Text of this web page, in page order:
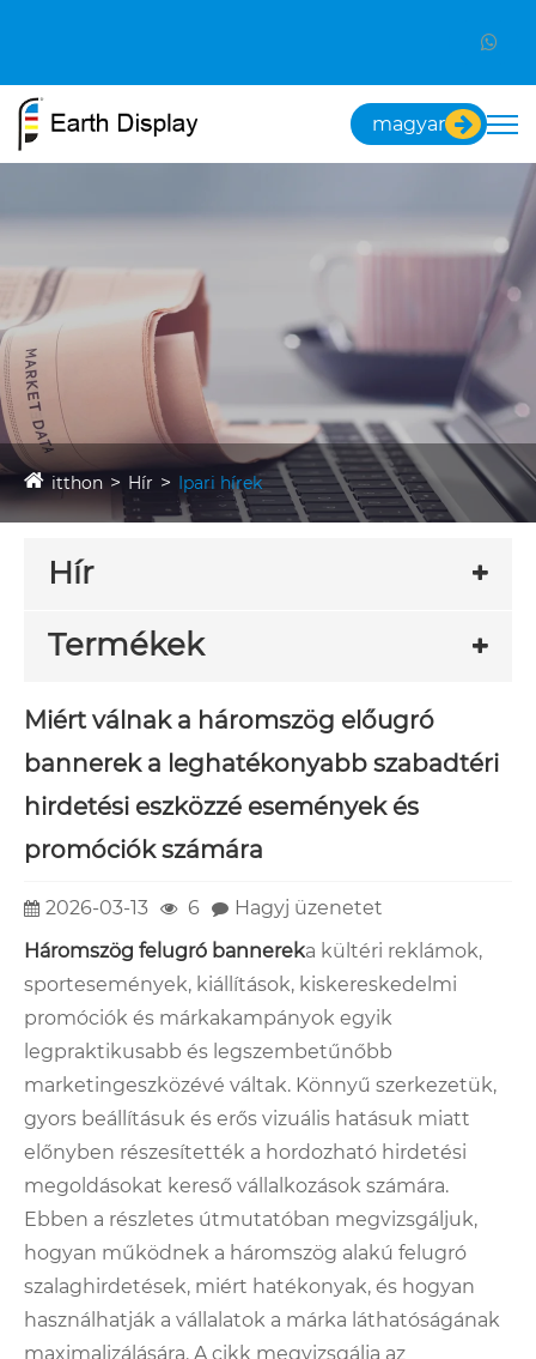
magyar
itthon Hír Ipari hírek
Hír
Termékek
Miért válnak a háromszög előugró
bannerek a leghatékonyabb szabadtéri
hirdetési eszközzé események és
promóciók számára
2026-03-13 6
Hagyj üzenetet
Háromszög felugró bannereka kültéri reklámok,
sportesemények, kiállítások, kiskereskedelmi
promóciók és márkakampányok egyik
legpraktikusabb és legszembetűnőbb
marketingeszközévé váltak. Könnyű szerkezetük,
gyors beállításuk és erős vizuális hatásuk miatt
előnyben részesítették a hordozható hirdetési
megoldásokat kereső vállalkozások számára.
Ebben a részletes útmutatóban megvizsgáljuk,
hogyan működnek a háromszög alakú felugró
szalaghirdetések, miért hatékonyak, és hogyan
használhatják a vállalatok a márka láthatóságának
maximalizálására. A cikk megvizsgálja az